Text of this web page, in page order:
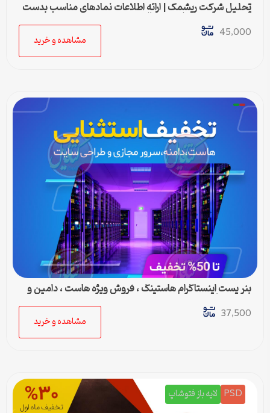
تحلیل شرکت ریشمک | ارائه اطلاعات نمادهای مناسب بدست
آمده با رویکرد تحیلی تکنیکال
45,000
مشاهده و خرید
بنر پست اینستاگرام هاستینگ ، فروش ویژه هاست ، دامین و
سرور مجازی
37,500
مشاهده و خرید
PSD لایه باز فتوشاپ